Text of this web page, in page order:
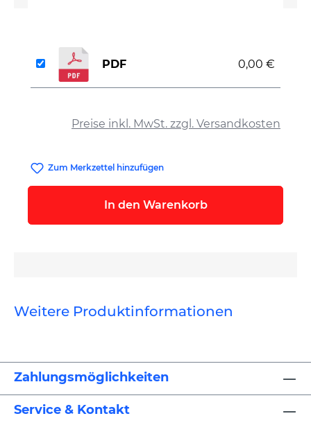
Preise inkl. MwSt. zzgl. Versandkosten
PDF 0,00 €
Zum Merkzettel hinzufügen
In den Warenkorb
Weitere Produktinformationen
Zahlungsmöglichkeiten
Service & Kontakt